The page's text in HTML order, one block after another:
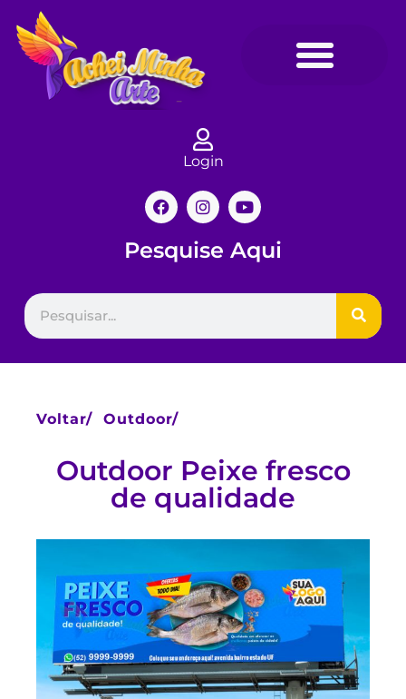
Login
Pesquise Aqui
Voltar/ Outdoor/
Outdoor Peixe fresco
de qualidade